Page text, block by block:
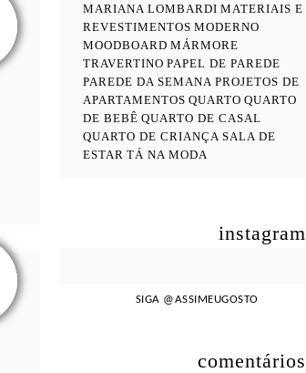
MARIANA LOMBARDI MATERIAIS E
REVESTIMENTOS MODERNO
MOODBOARD MÁRMORE
TRAVERTINO PAPEL DE PAREDE
PAREDE DA SEMANA PROJETOS DE
APARTAMENTOS QUARTO QUARTO
DE BEBÊ QUARTO DE CASAL
QUARTO DE CRIANÇA SALA DE
ESTAR TÁ NA MODA
instagram
SIGA @ASSIMEUGOSTO
comentários